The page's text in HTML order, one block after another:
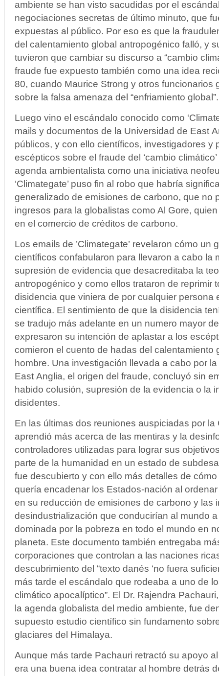
ambiente se han visto sacudidas por el
negociaciones secretas de último minuto, que
expuestas al público. Por eso es que la
del calentamiento global antropogénico falló, y
tuvieron que cambiar su discurso a “cambio
fraude fue expuesto también como una idea
80, cuando Maurice Strong y otros funcionarios
sobre la falsa amenaza del “enfriamiento global”.
Luego vino el escándalo conocido como
mails y documentos de la Universidad de East
públicos, y con ello científicos, investigadores y
escépticos sobre el fraude del ‘cambio
agenda ambientalista como una iniciativa
‘Climategate’ puso fin al robo que habría
generalizado de emisiones de carbono, que no
ingresos para la globalistas como Al Gore,
en el comercio de créditos de carbono.
Los emails de ’Climategate’ revelaron cómo un
científicos confabularon para llevaron a cabo la
supresión de evidencia que desacreditaba la
antropogénico y como ellos trataron de reprimir
disidencia que viniera de por cualquier persona
científica. El sentimiento de que la disidencia
se tradujo más adelante en un numero mayor
expresaron su intención de aplastar a los
comieron el cuento de hadas del calentamiento
hombre. Una investigación llevada a cabo por
East Anglia, el origen del fraude, concluyó sin
habido colusión, supresión de la evidencia o la
disidentes.
En las últimas dos reuniones auspiciadas por la
aprendió más acerca de las mentiras y la
controladores utilizadas para lograr sus
parte de la humanidad en un estado de
fue descubierto y con ello más detalles de
quería encadenar los Estados-nación al
en su reducción de emisiones de carbono y las
desindustrialización que conducirían al mundo
dominada por la pobreza en todo el mundo en
planeta. Este documento también entregaba
corporaciones que controlan a las naciones
descubrimiento del “texto danés ‘no fuera
más tarde el escándalo que rodeaba a uno de
climático apocalíptico”. El Dr. Rajendra
la agenda globalista del medio ambiente, fue
supuesto estudio científico sin fundamento
glaciares del Himalaya.
Aunque más tarde Pachauri retractó su apoyo
era una buena idea contratar al hombre detrás